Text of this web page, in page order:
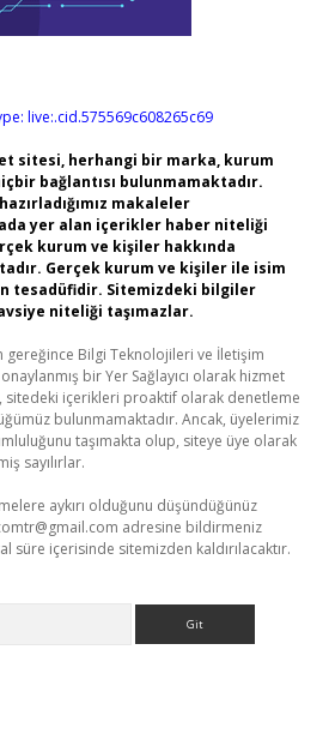
live:.cid.575569c608265c69
sitesi, herhangi bir marka, kurum
bağlantısı bulunmamaktadır.
makaleler
yer alan içerikler haber niteliği
kurum ve kişiler hakkında
Gerçek kurum ve kişiler ile isim
tesadüfidir. Sitemizdeki bilgiler
niteliği taşımazlar.
gereğince Bilgi Teknolojileri ve İletişim
bir Yer Sağlayıcı olarak hizmet
sitedeki içerikleri proaktif olarak denetleme
bulunmamaktadır. Ancak, üyelerimiz
taşımakta olup, siteye üye olarak
sayılırlar.
aykırı olduğunu düşündüğünüz
adresine bildirmeniz
süre içerisinde sitemizden kaldırılacaktır.